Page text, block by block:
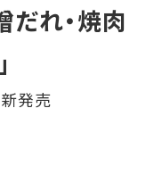
だれ・焼肉
発売